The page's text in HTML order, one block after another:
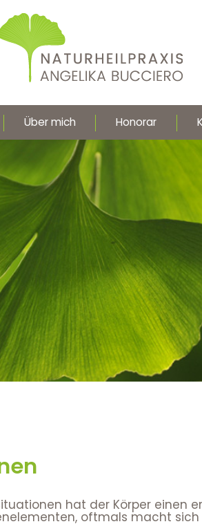
Über mich Honorar
hat der Körper einen
oftmals macht